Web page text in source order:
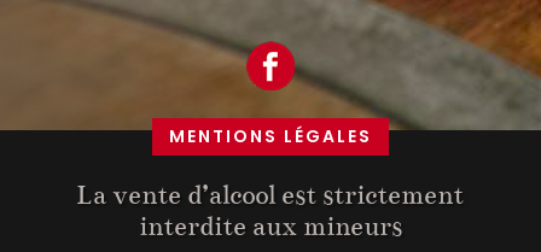
MENTIONS LÉGALES
La vente d’alcool est strictement
interdite aux mineurs